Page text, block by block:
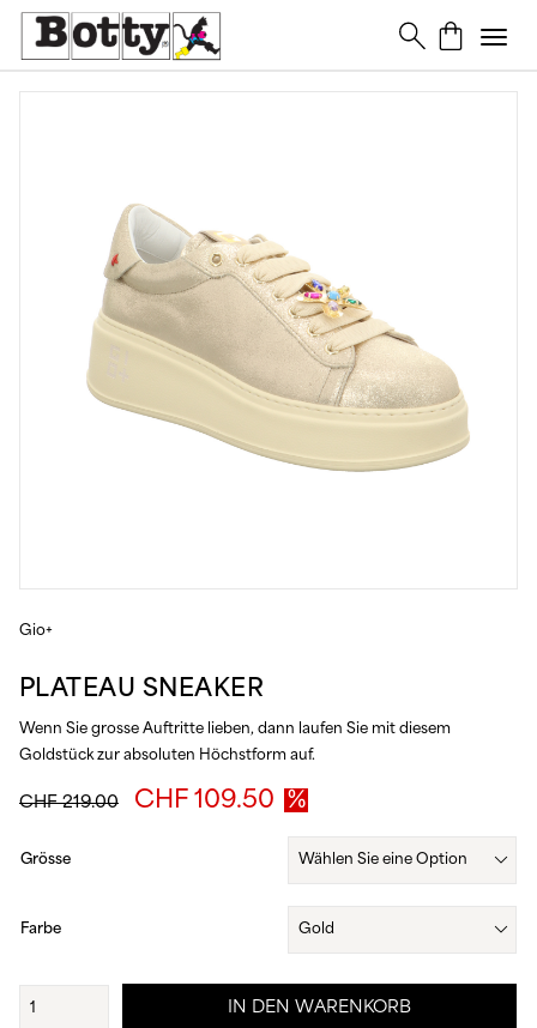
Gio+
PLATEAU SNEAKER
Wenn Sie grosse Auftritte lieben, dann laufen Sie mit diesem
Goldstück zur absoluten Höchstform auf.
CHF219.00
Ursprünglicher
CHF 109.50
ist:
CHF 109.50.
Grösse
Farbe
Plateau
Sneaker
IN DEN WARENKORB